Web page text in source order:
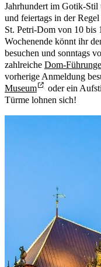
Jahrhundert im Gotik-Stil
und feiertags in der
St. Petri-Dom von 10 bis
Wochenende könnt ihr
besuchen und sonntags
zahlreiche Dom-
vorherige Anmeldung
Museum
oder ein
Türme lohnen sich!